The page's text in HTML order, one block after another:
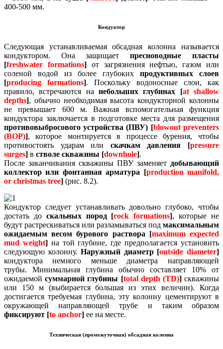
400-500 мм.
Кондуктор
Следующая устанавливаемая обсадная колонна называется
кондуктором. Она защищаетпресноводные пласты
[freshwater formations]от загрязнения нефтью, газом или
соленой водой из более глубоких продуктивных слоев
[producing formations]. Поскольку водоносные слои, как
правило, встречаются на небольших глубинах [at shallow
depths], обычно необходимая высота кондукторной колонны
не превышает 600 м.Важная вспомогательная функция
кондуктора заключается в подготовке места для размещения
противовыбросового устройства (ПВУ) [blowout preventers
(BOP)], которое монтируется в процессе бурения, чтобы
противостоять ударам или скачкам давления [pressure
surges] в стволе скважины [downhole].
После заканчивания скважины ПВУ заменяет добывающий
коллектор или фонтанная арматура [production manifold,
or christmas tree] (рис. 8.2).
Кондуктор следует устанавливать довольно глубоко, чтобы
достать до скальных пород [rock formations], которые не
будут растрескиваться или разламываться под максимальным
ожидаемым весом бурового раствора [maximum expected
mud weight]на той глубине, гдепредполагается установить
следующую колонну.Наружный диаметр [outside diameter]
кондуктора немного меньше диаметра направляющей
трубы. Минимальная глубина обычно составляет 10% от
ожидаемойсуммарной глубины [total depth (TD)]скважины
или 150 м (выбирается большая из этих величин). Когда
достигается требуемая глубина, эту колонну цементируют в
окружающей направляющей трубе и таким образом
фиксируют [to anchor] ее на месте.
Техническая (промежуточная) обсадная колонна